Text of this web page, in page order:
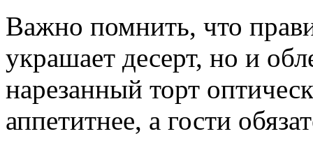
Важно помнить, что
украшает десерт, но и
нарезанный торт
аппетитнее, а гости